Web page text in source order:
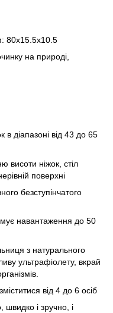
80х15.5х10.5
на природі,
діапазоні від 43 до 65
висоти ніжок, стіл
поверхні
безступінчатого
навантаження до 50
з натурального
ультрафіолету, вкрай
від 4 до 6 осіб
швидко і зручно, і